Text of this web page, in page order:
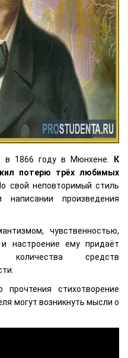
в 1866 году в Мюнхене.
К
потерю трёх любимых
свой неповторимый стиль
произведения
чувственностью,
настроение ему придаёт
количества средств
стихотворение
могут возникнуть мысли о